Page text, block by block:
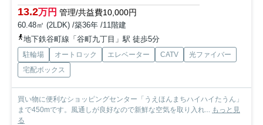
13.2万円 管理/共益費10,000円
60.48㎡ (2LDK) /築36年 /11階建
地下鉄谷町線「谷町九丁目」駅 徒歩5分
駐輪場 オートロック エレベーター CATV
光ファイバー
宅配ボックス
買い物に便利なショッピングセンター「うえほんまちハイハイたうん」
まで450mです。風通しが良好なので新鮮な空気を取り入れ...
もっと見
る